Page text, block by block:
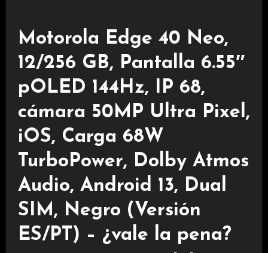
Motorola Edge 40 Neo,
12/256 GB, Pantalla 6.55″
pOLED 144Hz, IP 68,
cámara 50MP Ultra Pixel,
iOS, Carga 68W
TurboPower, Dolby Atmos
Audio, Android 13, Dual
SIM, Negro (Versión
ES/PT) – ¿vale la pena?